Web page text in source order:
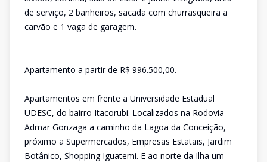
de serviço, 2 banheiros, sacada com churrasqueira a
carvão e 1 vaga de garagem.
Apartamento a partir de R$ 996.500,00.
Apartamentos em frente a Universidade Estadual
UDESC, do bairro Itacorubi. Localizados na Rodovia
Admar Gonzaga a caminho da Lagoa da Conceição,
próximo a Supermercados, Empresas Estatais, Jardim
Botânico, Shopping Iguatemi. E ao norte da Ilha um